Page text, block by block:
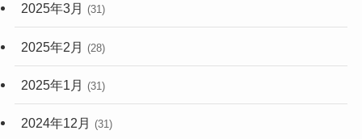
2025年3月 (31)
2025年2月 (28)
2025年1月 (31)
2024年12月 (31)